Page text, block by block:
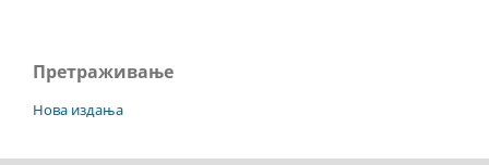
Претраживање
Нова издања